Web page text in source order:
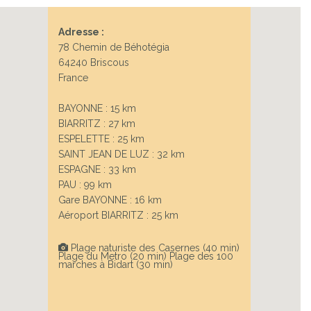
Adresse :
78 Chemin de Béhotégia
64240 Briscous
France
BAYONNE : 15 km
BIARRITZ : 27 km
ESPELETTE : 25 km
SAINT JEAN DE LUZ : 32 km
ESPAGNE : 33 km
PAU : 99 km
Gare BAYONNE : 16 km
Aéroport BIARRITZ : 25 km
Plage naturiste des Casernes (40 min)
Plage du Metro (20 min) Plage des 100
marches à Bidart (30 min)